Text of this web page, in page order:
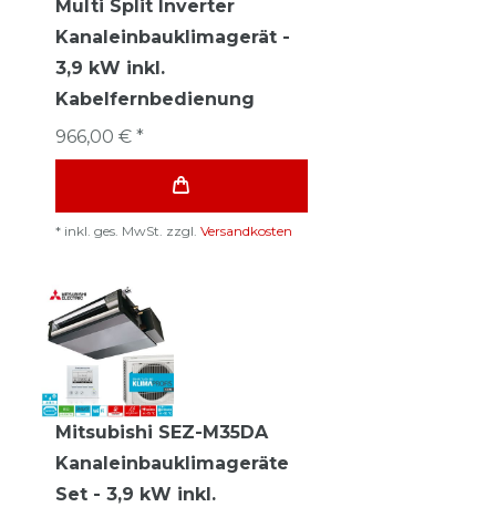
Multi Split Inverter
Kanaleinbauklimagerät -
3,9 kW inkl.
Kabelfernbedienung
966,00 € *
* inkl. ges. MwSt. zzgl. Versandkosten
Mitsubishi SEZ-M35DA
Kanaleinbauklimageräte
Set - 3,9 kW inkl.